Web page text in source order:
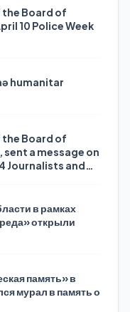
the Board of
10 Police Week
humanitar
Board of
a message on
Journalists and
в рамках
открыли
память» в
мурал в память о